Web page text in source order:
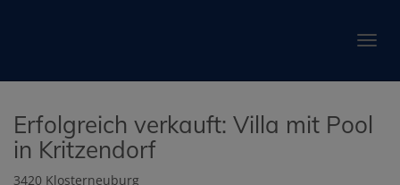
Erfolgreich verkauft: Villa mit Pool
in Kritzendorf
3420 Klosterneuburg